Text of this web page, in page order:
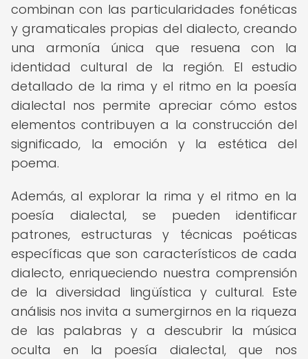
combinan con las particularidades fonéticas
y gramaticales propias del dialecto, creando
una armonía única que resuena con la
identidad cultural de la región. El estudio
detallado de la rima y el ritmo en la poesía
dialectal nos permite apreciar cómo estos
elementos contribuyen a la construcción del
significado, la emoción y la estética del
poema.
Además, al explorar la rima y el ritmo en la
poesía dialectal, se pueden identificar
patrones, estructuras y técnicas poéticas
específicas que son característicos de cada
dialecto, enriqueciendo nuestra comprensión
de la diversidad lingüística y cultural. Este
análisis nos invita a sumergirnos en la riqueza
de las palabras y a descubrir la música
oculta en la poesía dialectal, que nos